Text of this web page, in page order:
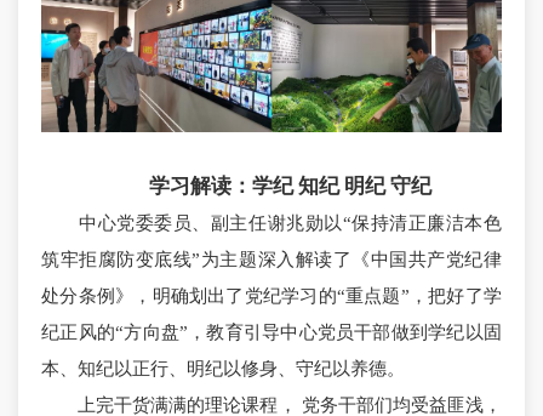
学习解读：学纪 知纪 明纪 守纪
中心党委委员、副主任谢兆勋以“保持清正廉洁本色
筑牢拒腐防变底线”为主题深入解读了《中国共产党纪律
处分条例》，明确划出了党纪学习的“重点题”，把好了学
纪正风的“方向盘”，教育引导中心党员干部做到学纪以固
本、知纪以正行、明纪以修身、守纪以养德。
上完干货满满的理论课程， 党务干部们均受益匪浅，